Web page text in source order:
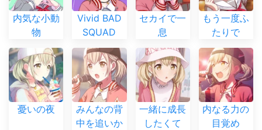
内気な小動
物
Vivid BAD
SQUAD
セカイで一
息
もう一度ふ
たりで
憂いの夜
みんなの背
中を追いか
一緒に成長
したくて
内なる力の
目覚め